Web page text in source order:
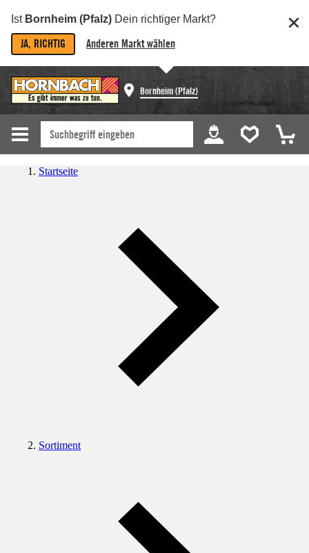
Ist Bornheim (Pfalz) Dein richtiger Markt?
JA, RICHTIG Anderen Markt wählen
Bornheim (Pfalz)
Startseite
Sortiment